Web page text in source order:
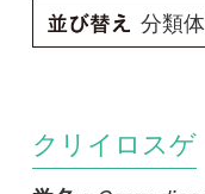
クリイロスゲ
オニスゲ